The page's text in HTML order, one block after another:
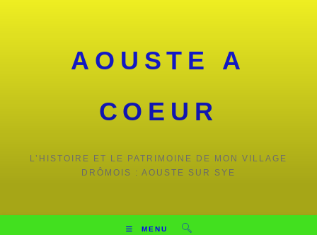
AOUSTE A
COEUR
L’HISTOIRE ET LE PATRIMOINE DE MON VILLAGE
DRÔMOIS : AOUSTE SUR SYE
MENU